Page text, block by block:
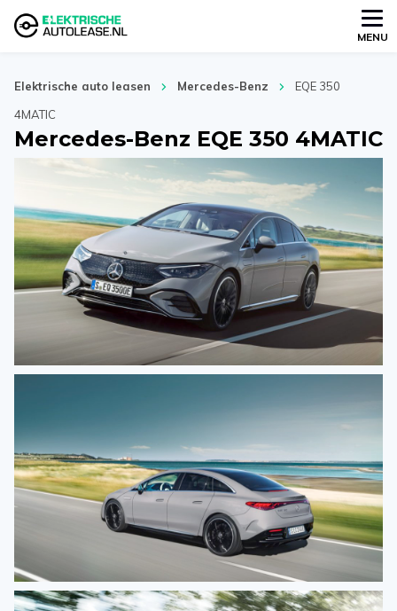
MENU
Elektrische auto leasen Mercedes-Benz
EQE 350
4MATIC
Mercedes-Benz EQE 350 4MATIC